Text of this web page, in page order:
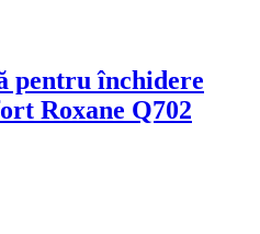
pentru închidere
Roxane Q702